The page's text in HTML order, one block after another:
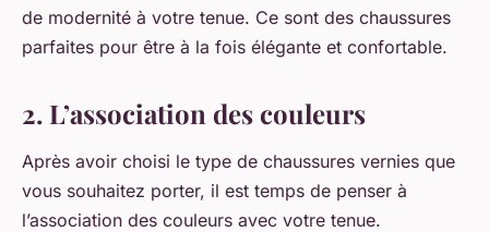
de modernité à votre tenue. Ce sont des chaussures
parfaites pour être à la fois élégante et confortable.
2. L’association des couleurs
Après avoir choisi le type de chaussures vernies que
vous souhaitez porter, il est temps de penser à
l’association des couleurs avec votre tenue.